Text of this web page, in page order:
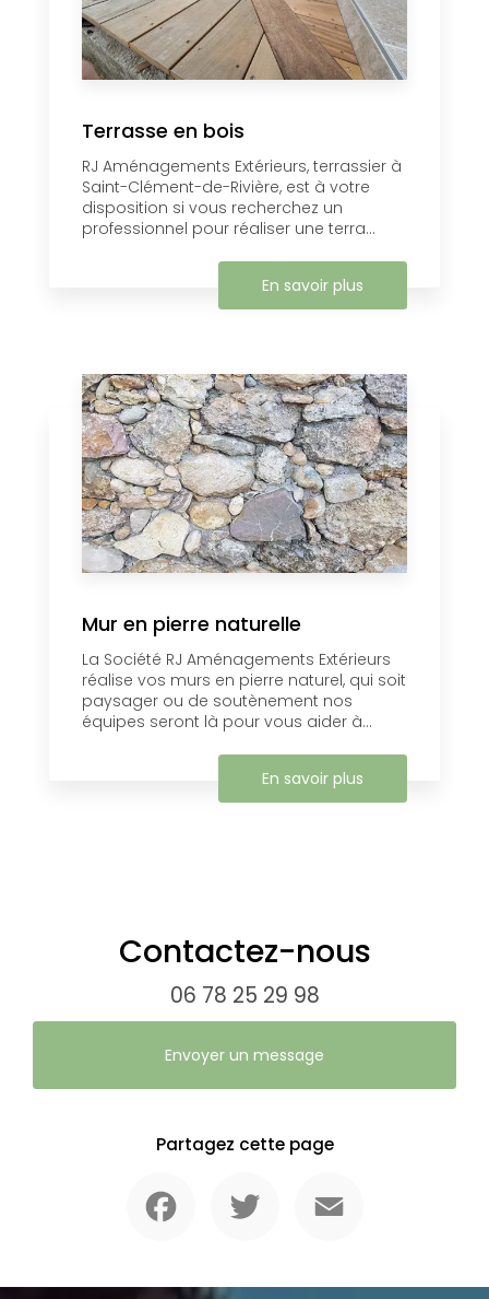
Terrasse en bois
RJ Aménagements Extérieurs, terrassier à
Saint-Clément-de-Rivière, est à votre
disposition si vous recherchez un
professionnel pour réaliser une terra...
En savoir plus
Mur en pierre naturelle
La Société RJ Aménagements Extérieurs
réalise vos murs en pierre naturel, ​qui soit
paysager ou de soutènement nos
équipes seront là pour vous aider à...
En savoir plus
Contactez-nous
06 78 25 29 98
Envoyer un message
Partagez cette page